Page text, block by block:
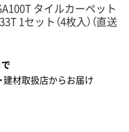
タイルカーペット
1セット（4枚入）（直送
建材取扱店からお届け